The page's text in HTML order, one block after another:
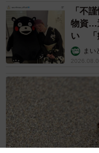
「不
物資…
い 「
まい